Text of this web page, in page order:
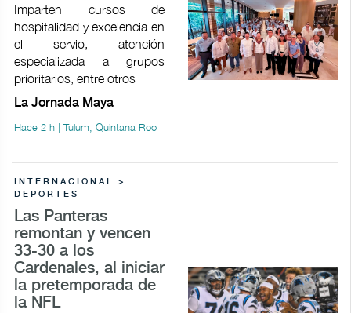
Imparten cursos de
hospitalidad y excelencia en
el servio, atención
especializada a grupos
prioritarios, entre otros
La Jornada Maya
Hace 2 h | Tulum, Quintana Roo
INTERNACIONAL >
DEPORTES
Las Panteras
remontan y vencen
33-30 a los
Cardenales, al iniciar
la pretemporada de
la NFL